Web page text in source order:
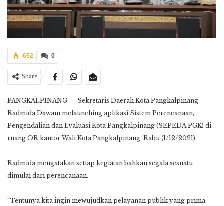
0
652
Share
PANGKALPINANG — Sekretaris Daerah Kota Pangkalpinang
Radmida Dawam melaunching aplikasi Sistem Perencanaan,
Pengendalian dan Evaluasi Kota Pangkalpinang (SEPEDA PGK) di
ruang OR kantor Wali Kota Pangkalpinang, Rabu (1/12/2021).
Radmida mengatakan setiap kegiatan bahkan segala sesuatu
dimulai dari perencanaan.
“Tentunya kita ingin mewujudkan pelayanan publik yang prima